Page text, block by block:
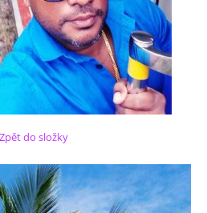
Zpět do složky